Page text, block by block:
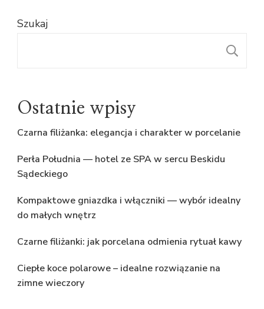
Szukaj
Ostatnie wpisy
Czarna filiżanka: elegancja i charakter w porcelanie
Perła Południa — hotel ze SPA w sercu Beskidu
Sądeckiego
Kompaktowe gniazdka i włączniki — wybór idealny
do małych wnętrz
Czarne filiżanki: jak porcelana odmienia rytuał kawy
Ciepłe koce polarowe – idealne rozwiązanie na
zimne wieczory